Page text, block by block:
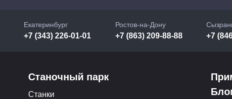
Екатеринбург
+7 (343) 226-01-01
Ростов-на-Дону
+7 (863) 209-88-88 +7
Станочный парк
Станки